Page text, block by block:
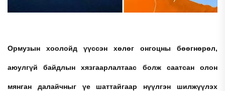
Ормузын хоолойд үүссэн хөлөг онгоцны бөөгнөрөл,
аюулгүй байдлын хязгаарлалтаас болж саатсан олон
мянган далайчныг үе шаттайгаар нүүлгэн шилжүүлэх